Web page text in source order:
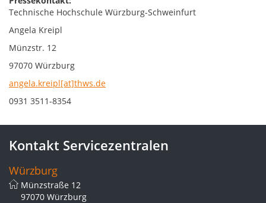
Technische Hochschule Würzburg-Schweinfurt
Angela Kreipl
Münzstr. 12
97070 Würzburg
angela.kreipl[at]thws.de
0931 3511-8354
Kontakt Servicezentralen
Würzburg
Münzstraße 12
97070 Würzburg